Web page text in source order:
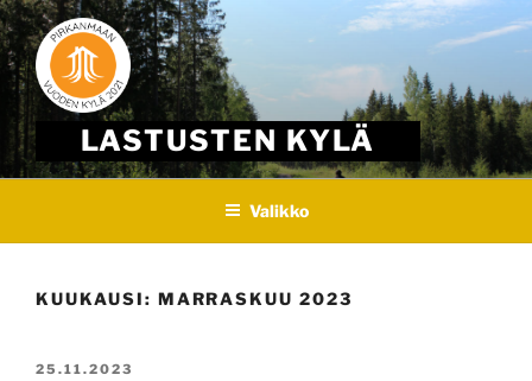
Skip
to
content
LASTUSTEN KYLÄ
Valikko
KUUKAUSI: MARRASKUU 2023
JULKAISTU
25.11.2023